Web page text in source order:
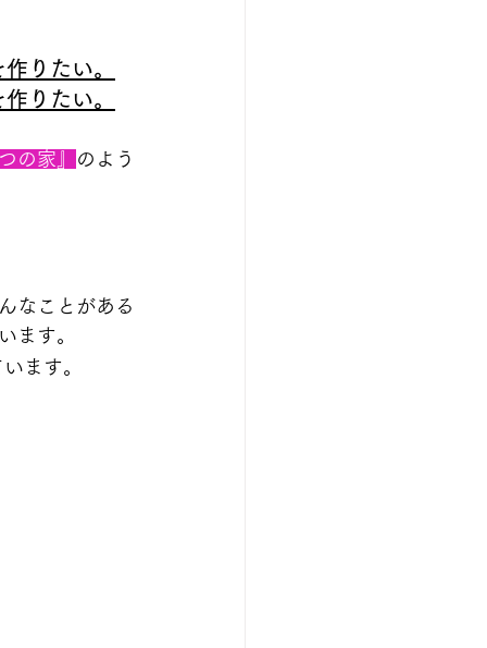
りたい。
りたい。
の家』
のよう
なことがある
ます。
ます。